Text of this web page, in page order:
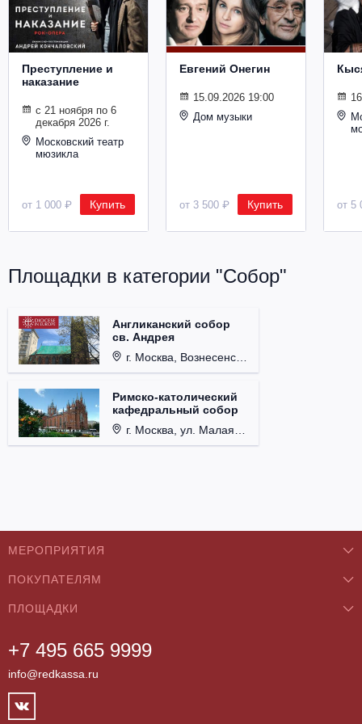
Металл
Преступление и
наказание
с 21 ноября по 6
декабря 2026 г.
Московский театр
мюзикла
от 1 000 ₽ Купить
Евгений Онегин
15.09.2026 19:00
Дом музыки
от 3 500 ₽ Купить от 5
Площадки в категории "Собор"
Англиканский собор
св. Андрея
г. Москва, Вознесенский пер., д. 8/5, стр. 3.
Римско-католический
кафедральный собор
г. Москва, ул. Малая Грузинская, д. 27/13, стр. 1.
+7 495 665 9999
info@redkassa.ru
МЕРОПРИЯТИЯ
Концерты
Классика
Театры
Фестивали
Спорт
ПОКУПАТЕЛЯМ
О нас
Как купить
Возврат билетов
Контакты
ПЛОЩАДКИ
Бар/Ресторан/Кафе
Клуб
Концертный зал